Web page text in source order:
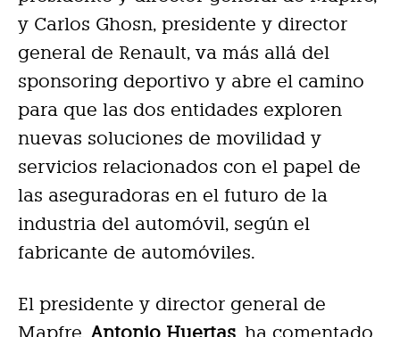
y Carlos Ghosn, presidente y director
general de Renault, va más allá del
sponsoring deportivo y abre el camino
para que las dos entidades exploren
nuevas soluciones de movilidad y
servicios relacionados con el papel de
las aseguradoras en el futuro de la
industria del automóvil, según el
fabricante de automóviles.
El presidente y director general de
Mapfre, Antonio Huertas, ha comentado